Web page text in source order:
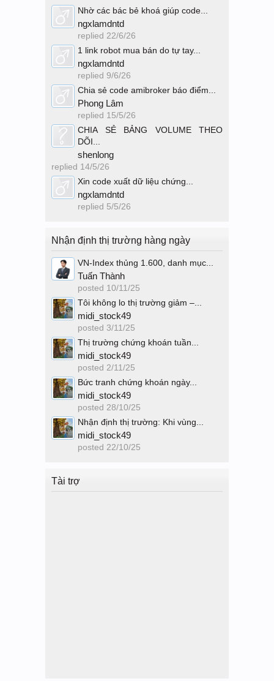
Nhờ các bác bẻ khoá giúp code...
ngxlamdntd
replied 22/6/26
1 link robot mua bán do tự tay...
ngxlamdntd
replied 9/6/26
Chia sẻ code amibroker báo điểm...
Phong Lâm
replied 15/5/26
CHIA SẺ BẢNG VOLUME THEO
DÕI...
shenlong
replied 14/5/26
Xin code xuất dữ liệu chứng...
ngxlamdntd
replied 5/5/26
Nhận định thị trường hàng ngày
VN-Index thủng 1.600, danh mục...
Tuấn Thành
posted 10/11/25
Tôi không lo thị trường giảm –...
midi_stock49
posted 3/11/25
Thị trường chứng khoán tuần...
midi_stock49
posted 2/11/25
Bức tranh chứng khoán ngày...
midi_stock49
posted 28/10/25
Nhận định thị trường: Khi vùng...
midi_stock49
posted 22/10/25
Tài trợ